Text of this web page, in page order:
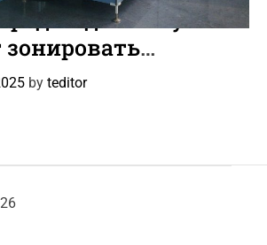
для санузлов
и снизить
by teditor